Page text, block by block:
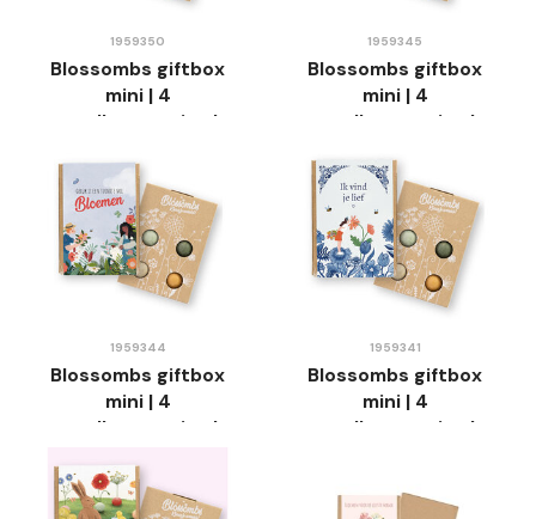
1959350
Blossombs giftbox
mini | 4
zaadbommetjes |
1959345
Blossombs giftbox
mini | 4
zaadbommetjes |
1959344
Blossombs giftbox
mini | 4
zaadbommetjes |
1959341
Blossombs giftbox
mini | 4
zaadbommetjes |